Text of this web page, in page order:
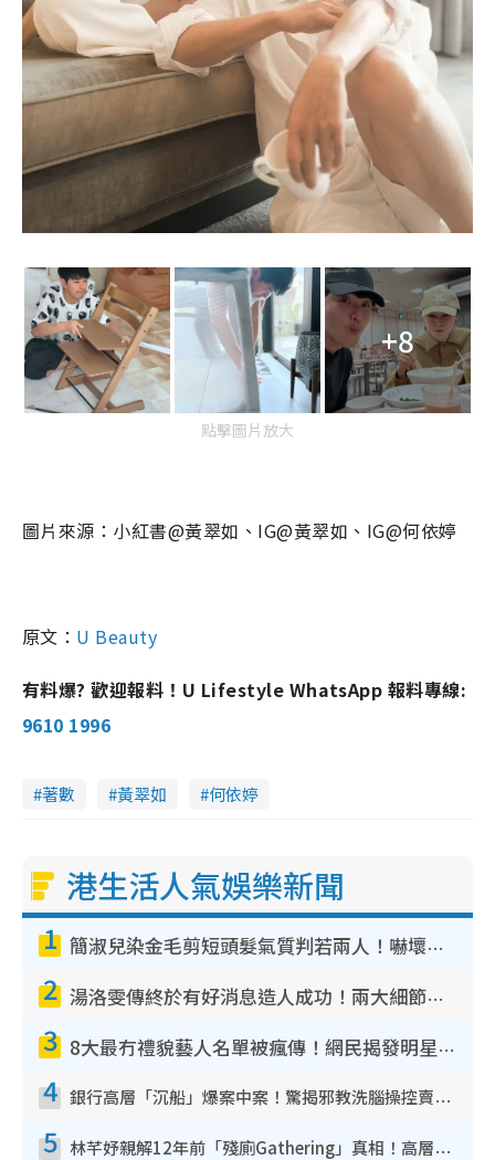
+8
點擊圖片放大
圖片來源： 小紅書@黃翠如、 IG@黃翠如、 IG@何依婷
原文： U Beauty
有料爆? 歡迎報料！U Lifestyle WhatsApp 報料專線:
9610 1996
著數 黃翠如 何依婷
港生活人氣娛樂新聞
1 簡淑兒染金毛剪短頭髮氣質判若兩人！嚇壞老公麥大力都認唔出：「你做咩事？」
2 湯洛雯傳終於有好消息造人成功！兩大細節曝孕味極濃惹猜測：大肚婆先會咁！
3 8大最冇禮貌藝人名單被瘋傳！網民揭發明星真面目 一致數臭呢位係無品天花板？
4 銀行高層「沉船」爆案中案！驚揭邪教洗腦操控賣淫被吞600萬 幕後黑手講多錯多
5 林芊妤親解12年前「殘廁Gathering」真相！高層解約一句話重創尊嚴至今拒返TVB